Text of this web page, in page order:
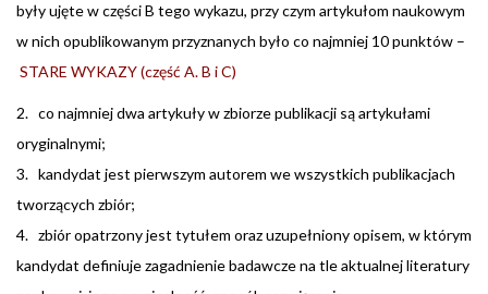
były ujęte w części B tego wykazu, przy czym artykułom naukowym
w nich opublikowanym przyznanych było co najmniej 10 punktów –
STARE WYKAZY (część A. B i C)
2. co najmniej dwa artykuły w zbiorze publikacji są artykułami
oryginalnymi;
3. kandydat jest pierwszym autorem we wszystkich publikacjach
tworzących zbiór;
4. zbiór opatrzony jest tytułem oraz uzupełniony opisem, w którym
kandydat definiuje zagadnienie badawcze na tle aktualnej literatury